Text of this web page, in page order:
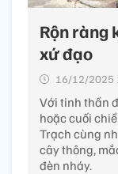
Rộn ràng
xứ đạo
16/12/2025
Với tinh thần
hoặc cuối
Trạch cùng
cây thông,
đèn nháy.